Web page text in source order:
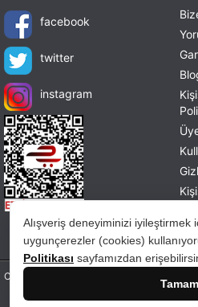
Alışveriş deneyiminizi iyileştirmek
uygunçerezler (cookies)
Politikası sayfamızdan
Tamam
facebook
twitter
instagram
Copyright © 2026 tablohane.com Tüm